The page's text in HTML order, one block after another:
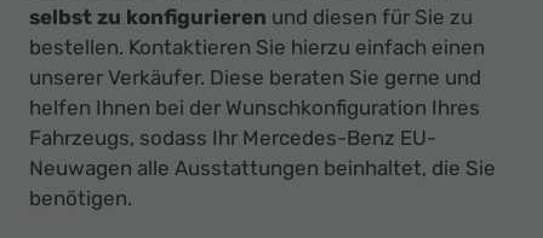
selbst zu konfigurieren und diesen für Sie zu
bestellen. Kontaktieren Sie hierzu einfach einen
unserer Verkäufer. Diese beraten Sie gerne und
helfen Ihnen bei der Wunschkonfiguration Ihres
Fahrzeugs, sodass Ihr Mercedes-Benz EU-
Neuwagen alle Ausstattungen beinhaltet, die Sie
benötigen.